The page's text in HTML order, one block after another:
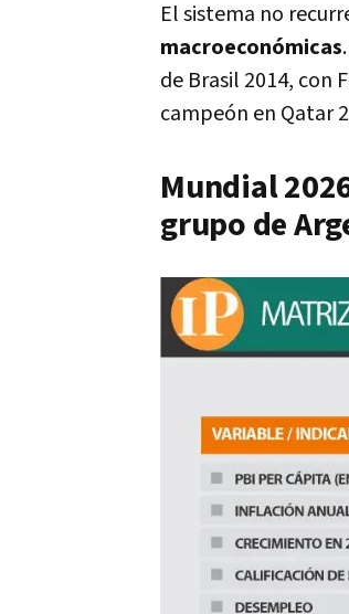
El sistema no
macroeconómicas
de Brasil 2014, con
campeón en Qatar
Mundial
grupo de